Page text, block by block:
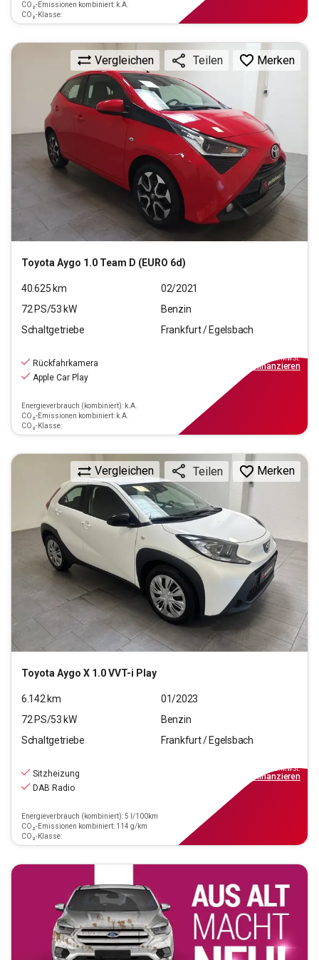
CO₂-Emissionen kombiniert: k.A.
CO₂-Klasse:
Toyota Aygo 1.0 Team D (EURO 6d)
Vergleichen Teilen Merken
40.625 km
02/2021
72 PS/53 kW
Benzin
Schaltgetriebe
Frankfurt / Egelsbach
Rückfahrkamera
Apple Car Play
Energieverbrauch (kombiniert): k.A.
CO₂-Emissionen kombiniert: k.A.
CO₂-Klasse:
inkl.MwSt.
finanzieren
Toyota Aygo X 1.0 VVT-i Play
Vergleichen Teilen Merken
6.142 km
01/2023
72 PS/53 kW
Benzin
Schaltgetriebe
Frankfurt / Egelsbach
Sitzheizung
DAB Radio
Energieverbrauch (kombiniert): 5 l/100km
CO₂-Emissionen kombiniert: 114 g/km
CO₂-Klasse:
inkl.MwSt.
finanzieren